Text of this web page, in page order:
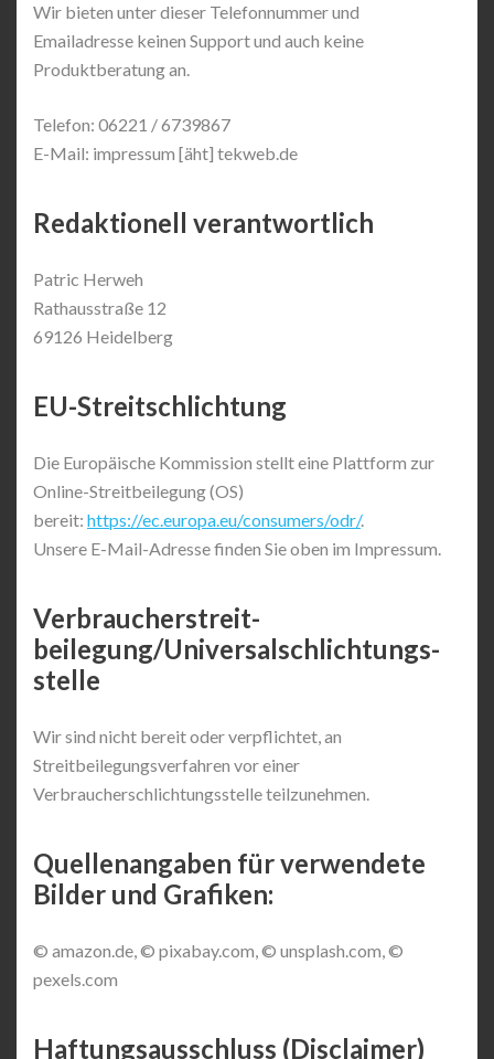
Wir bieten unter dieser Telefonnummer und
Emailadresse keinen Support und auch keine
Produktberatung an.
Telefon: 06221 / 6739867
E-Mail: impressum [äht] tekweb.de
Redaktionell verantwortlich
Patric Herweh
Rathausstraße 12
69126 Heidelberg
EU-Streitschlichtung
Die Europäische Kommission stellt eine Plattform zur
Online-Streitbeilegung (OS)
bereit: https://ec.europa.eu/consumers/odr/.
Unsere E-Mail-Adresse finden Sie oben im Impressum.
Verbraucher­streit­
beilegung/Universal­schlichtungs­
stelle
Wir sind nicht bereit oder verpflichtet, an
Streitbeilegungsverfahren vor einer
Verbraucherschlichtungsstelle teilzunehmen.
Quellenangaben für verwendete
Bilder und Grafiken:
© amazon.de, © pixabay.com, © unsplash.com, ©
pexels.com
Haftungsausschluss (Disclaimer)